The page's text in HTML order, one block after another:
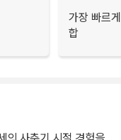
가장 빠르
합